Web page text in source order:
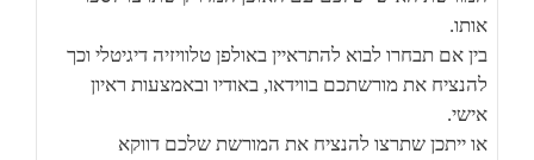
אותו.
בין אם תבחרו לבוא להתראיין באולפן טלוויזיה דיגיטלי וכך
להנציח את מורשתכם בווידאו, באודיו ובאמצעות ראיון
אישי.
או ייתכן שתרצו להנציח את המורשת שלכם דווקא